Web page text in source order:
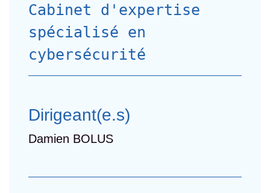
Cabinet d'expertise
spécialisé en
cybersécurité
Dirigeant(e.s)
Damien BOLUS